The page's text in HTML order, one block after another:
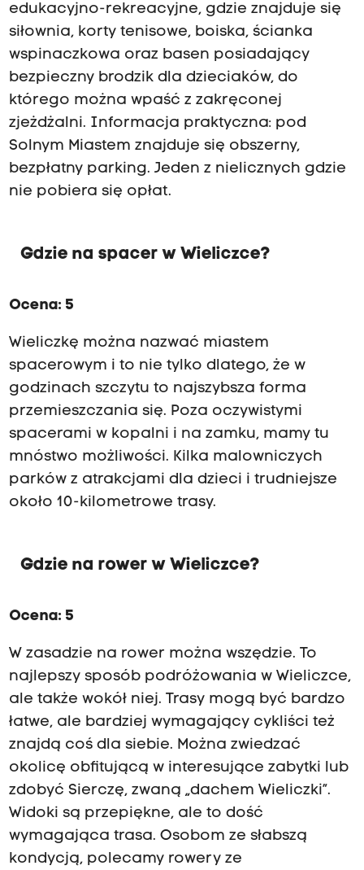
edukacyjno-rekreacyjne, gdzie znajduje się
siłownia, korty tenisowe, boiska, ścianka
wspinaczkowa oraz basen posiadający
bezpieczny brodzik dla dzieciaków, do
którego można wpaść z zakręconej
zjeżdżalni. Informacja praktyczna: pod
Solnym Miastem znajduje się obszerny,
bezpłatny parking. Jeden z nielicznych gdzie
nie pobiera się opłat.
Gdzie na spacer w Wieliczce?
Ocena: 5
Wieliczkę można nazwać miastem
spacerowym i to nie tylko dlatego, że w
godzinach szczytu to najszybsza forma
przemieszczania się. Poza oczywistymi
spacerami w kopalni i na zamku, mamy tu
mnóstwo możliwości. Kilka malowniczych
parków z atrakcjami dla dzieci i trudniejsze
około 10-kilometrowe trasy.
Gdzie na rower w Wieliczce?
Ocena: 5
W zasadzie na rower można wszędzie. To
najlepszy sposób podróżowania w Wieliczce,
ale także wokół niej. Trasy mogą być bardzo
łatwe, ale bardziej wymagający cykliści też
znajdą coś dla siebie. Można zwiedzać
okolicę obfitującą w interesujące zabytki lub
zdobyć Sierczę, zwaną „dachem Wieliczki”.
Widoki są przepiękne, ale to dość
wymagająca trasa. Osobom ze słabszą
kondycją, polecamy rowery ze
n
ą
.
T
r
s
a
t
u
r
n
K
p
a
l
n
i
S
l
i
c
k
”
z
K
a
p
l
c
ą
w
.